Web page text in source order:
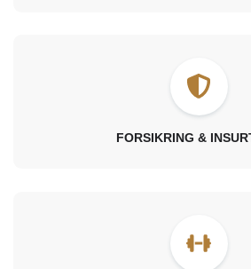
FORSIKRING &